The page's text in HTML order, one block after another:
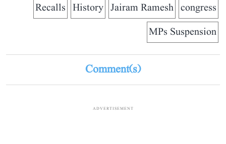
congress
Jairam Ramesh
History
Recalls
MPs Suspension
Comment(s)
ADVERTISEMENT